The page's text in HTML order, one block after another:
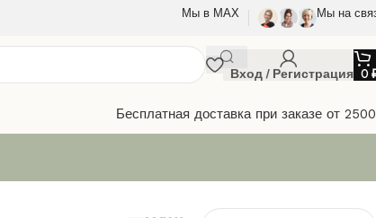
Мы в МАХ Мы на
Вход / Регистрация 0
Бесплатная доставка при заказе от